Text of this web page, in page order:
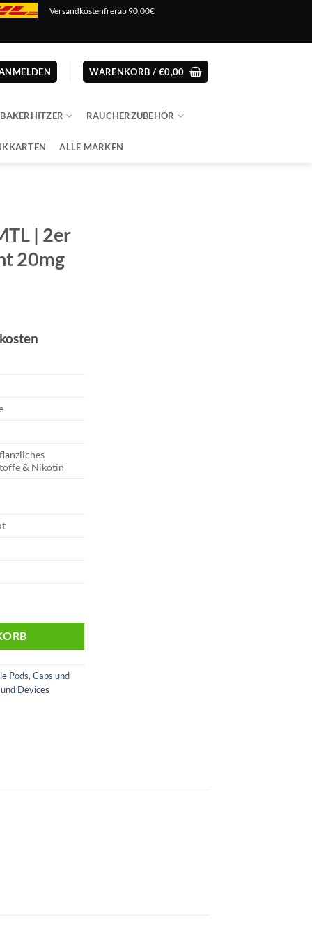
Versandkostenfrei ab 90,00€
WARENKORB / €0,00
RAUCHERZUBEHÖR
ALLE MARKEN
| 2er
20mg
& Nikotin
Pods, Caps und
Devices